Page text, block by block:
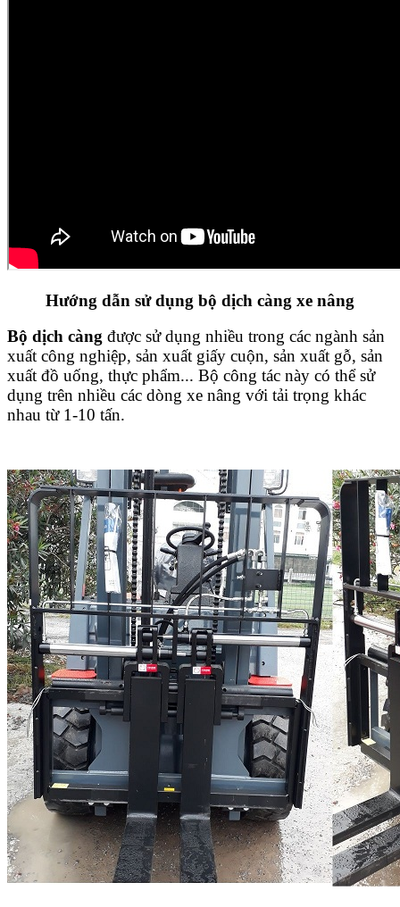
Hướng dẫn sử dụng bộ dịch càng xe nâng
Bộ dịch càng được sử dụng nhiều trong các ngành sản
xuất công nghiệp, sản xuất giấy cuộn, sản xuất gỗ, sản
xuất đồ uống, thực phẩm... Bộ công tác này có thể sử
dụng trên nhiều các dòng xe nâng với tải trọng khác
nhau từ 1-10 tấn.